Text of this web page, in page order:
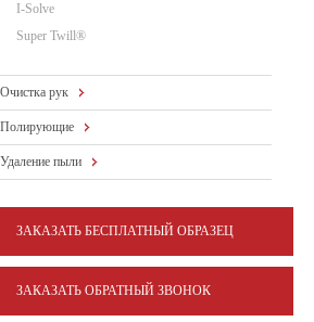
I-Solve
Super Twill®
Очистка рук
Полирующие
Удаление пыли
ЗАКАЗАТЬ БЕСПЛАТНЫЙ ОБРАЗЕЦ
ЗАКАЗАТЬ ОБРАТНЫЙ ЗВОНОК